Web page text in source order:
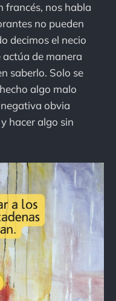
francés, nos habla
no pueden
decimos el necio
de manera
saberlo. Solo se
algo malo
obvia
hacer algo sin